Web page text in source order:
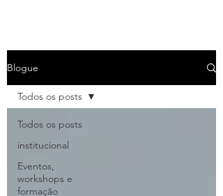
Blogue
Todos os posts
institucional
Eventos,
workshops e
formação
Todos os posts